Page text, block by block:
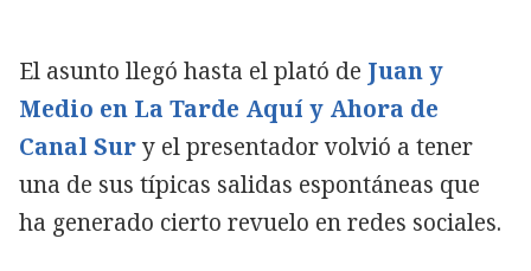
El asunto llegó hasta el plató de Juan y
Medio en La Tarde Aquí y Ahora de
Canal Sury el presentador volvió a tener
una de sus típicas salidas espontáneas que
ha generado cierto revuelo en redes sociales.